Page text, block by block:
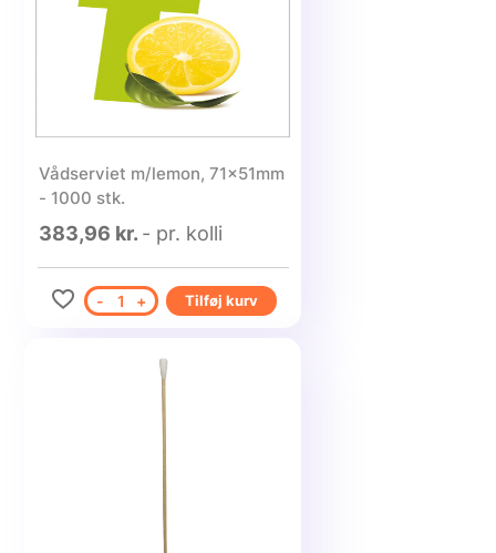
Vådserviet m/lemon, 71x51mm
- 1000 stk.
383,96 kr. - pr. kolli
- 1 + Tilføj kurv